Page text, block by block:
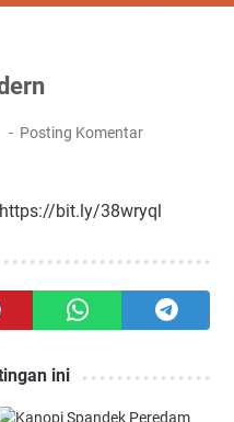
Posting Komentar
bit.ly/38wryql
ini